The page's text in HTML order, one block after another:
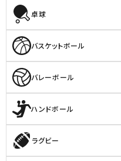
卓球
バスケットボール
バレーボール
ハンドボール
ラグビー